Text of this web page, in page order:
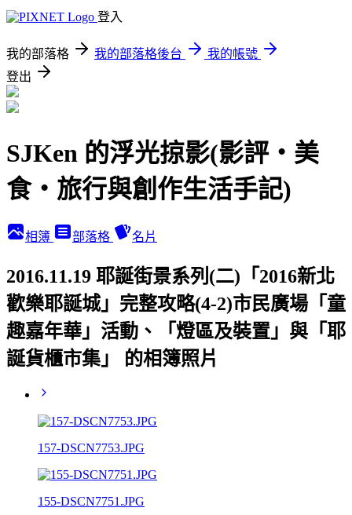
登入
我的部落格 我的部落格後台
我的帳號
登出
SJKen 的浮光掠影(影評‧美
食‧旅行與創作生活手記)
相簿 部落格 名片
2016.11.19 耶誕街景系列(二)「2016新北
歡樂耶誕城」完整攻略(4-2)市民廣場「童
趣嘉年華」活動、「燈區及裝置」與「耶
誕貨櫃市集」 的相簿照片
157-DSCN7753.JPG
155-DSCN7751.JPG